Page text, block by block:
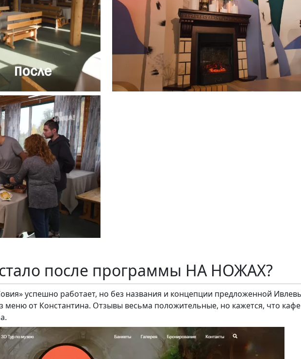
после программы НА НОЖАХ?
успешно работает, но без названия и концепции предложенной
меню от Константина. Отзывы весьма положительные, но кажется, что